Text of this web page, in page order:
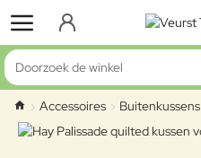
Doorzoek de winkel
home
Accessoires Buitenkussens